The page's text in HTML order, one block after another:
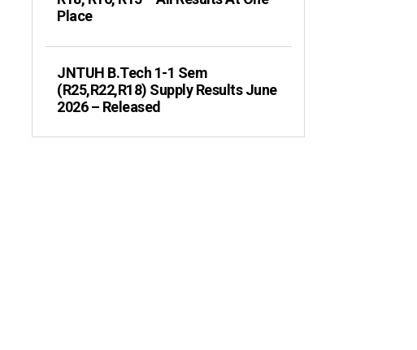
Place
JNTUH B.Tech 1-1 Sem
(R25,R22,R18) Supply Results June
2026 – Released